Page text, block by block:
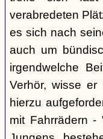
verabredeten
es sich nach
auch um
irgendwelche
Verhör, wisse
hierzu
mit Fahrrädern -